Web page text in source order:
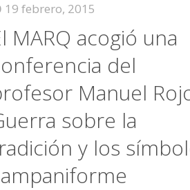
19 febrero, 2015
MARQ acogió una
del
Manuel
sobre la
y los